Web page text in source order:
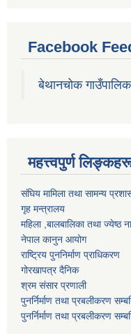
Facebook
बेथानचोक
महत्त्वपुर्ण
संघिय मामिला तथा सामन्य
गृह मन्त्रालय
महिला ,बालबालिका तथा ज्येष्ठ
नेपाल कानुन आयोग
राष्ट्रिय पुननिर्माण प्राधिकरण
गोरखापत्र दैनिक
श्रम संसार प्रणाली
पुनर्निर्माण तथा प्रबलीकरण
पुनर्निर्माण तथा प्रबलीकरण